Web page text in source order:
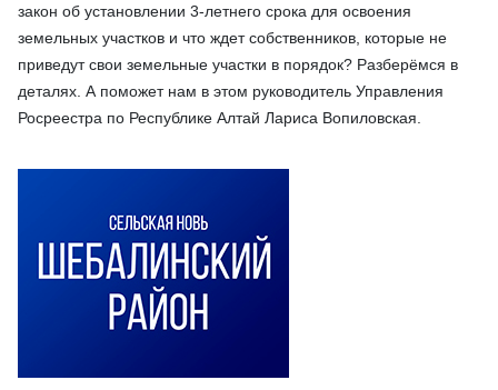
закон об установлении 3-летнего срока для освоения
земельных участков и что ждет собственников, которые не
приведут свои земельные участки в порядок? Разберёмся в
деталях. А поможет нам в этом руководитель Управления
Росреестра по Республике Алтай Лариса Вопиловская.